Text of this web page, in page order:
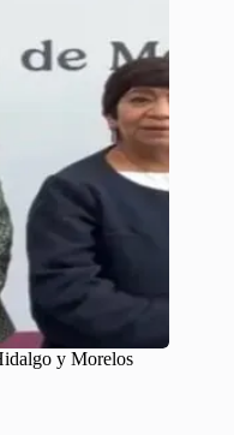
y Morelos